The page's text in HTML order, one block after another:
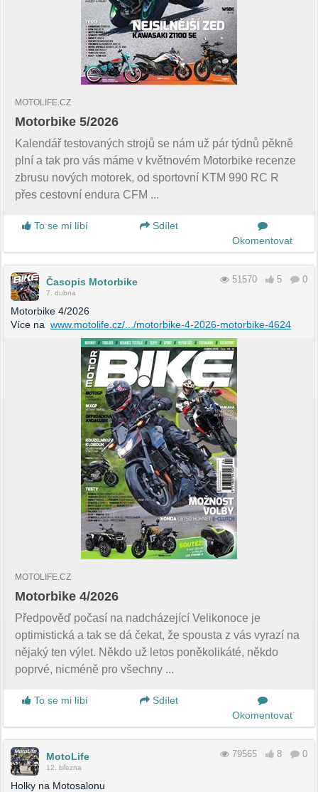
MOTOLIFE.CZ
Motorbike 5/2026
Kalendář testovaných strojů se nám už pár týdnů pěkně
plní a tak pro vás máme v květnovém Motorbike recenze
zbrusu nových motorek, od sportovní KTM 990 RC R
přes cestovní endura CFM ...
To se mi líbí
Sdílet
Okomentovat
Časopis Motorbike
7. dubna
51570 5 0
Motorbike 4/2026
Více na www.motolife.cz/.../motorbike-4-2026-motorbike-4624
MOTOLIFE.CZ
Motorbike 4/2026
Předpověď počasí na nadcházející Velikonoce je
optimistická a tak se dá čekat, že spousta z vás vyrazí na
nějaký ten výlet. Někdo už letos poněkolikáté, někdo
poprvé, nicméně pro všechny ...
To se mi líbí
Sdílet
Okomentovat
MotoLife
12. března
79565 8 0
Holky na Motosalonu